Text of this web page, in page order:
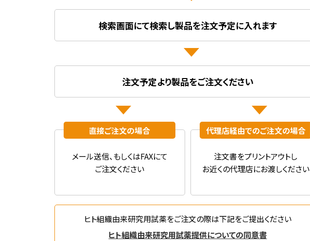
検索画面にて検索し製品を注文予定に入れます
注文予定より製品をご注文ください
直接ご注文の場合
メール送信、もしくはFAXにて
ご注文ください
代理店経由でのご注文の場合
注文書をプリントアウトし
お近くの代理店にお渡しください
ヒト組織由来研究用試薬をご注文の際は下記をご提出ください
ヒト組織由来研究用試薬提供についての同意書